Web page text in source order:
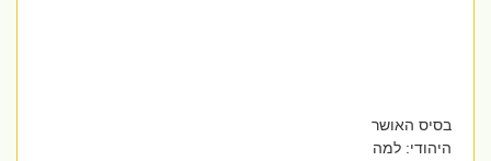
בסיס האושר
היהודי: למה